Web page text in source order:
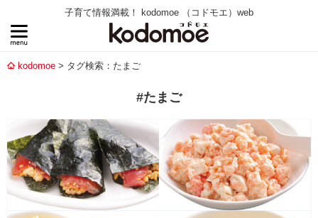
子育て情報満載！ kodomoe （コドモエ）web
kodomoe タグ検索：たまご
#たまご